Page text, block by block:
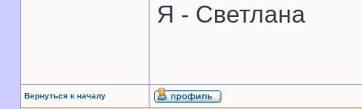
Я - Светлана
Вернуться к началу